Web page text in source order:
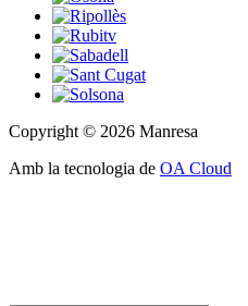
Copyright © 2026 Manresa
Amb la tecnologia de OA Cloud